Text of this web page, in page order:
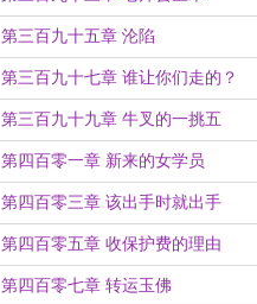
第三百九十五章 沦陷
第三百九十七章 谁让你们走的？
第三百九十九章 牛叉的一挑五
第四百零一章 新来的女学员
第四百零三章 该出手时就出手
第四百零五章 收保护费的理由
第四百零七章 转运玉佛